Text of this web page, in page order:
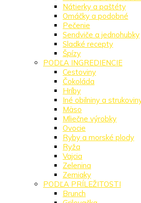
Nátierky a paštéty
Omáčky a podobné
Pečenie
Sendviče a jednohubky
Sladké recepty
Špízy
PODĽA INGREDIENCIE
Cestoviny
Čokoláda
Hríby
Iné obilniny a
Mäso
Mliečne výrobky
Ovocie
Ryby a morské plody
Ryža
Vajcia
Zelenina
Zemiaky
PODĽA PRÍLEŽITOSTI
Brunch